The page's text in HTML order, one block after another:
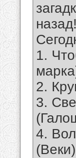
1.
2.
3.
4.
(Веки)